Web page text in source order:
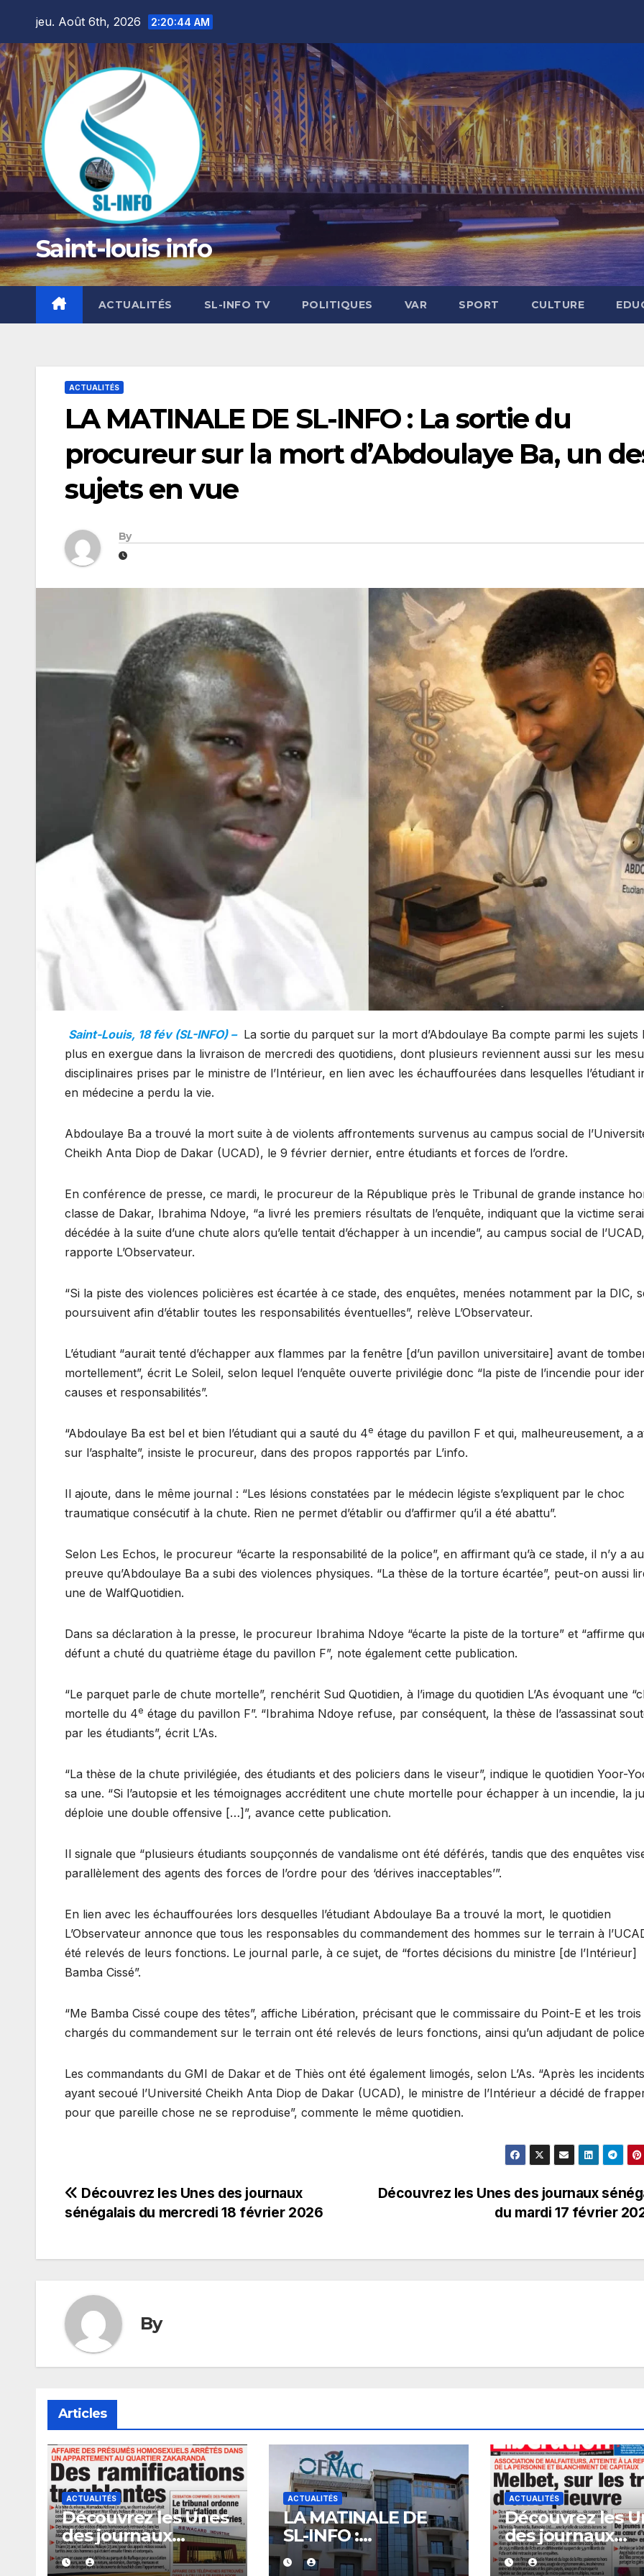
content
jeu. Août 6th, 2026 2:20:46 AM
Saint-louis info
ACTUALITÉS SL-INFO TV POLITIQUES VAR SPORT CULTURE
ACTUALITÉS
LA MATINALE DE SL-INFO : La sortie du
procureur sur la mort d’Abdoulaye Ba, un
sujets en vue
By
Saint-Louis, 18 fév (SL-INFO) – La sortie du parquet sur la mort d’Abdoulaye Ba compte parmi les sujets
plus en exergue dans la livraison de mercredi des quotidiens, dont plusieurs reviennent aussi sur les
disciplinaires prises par le ministre de l’Intérieur, en lien avec les échauffourées dans lesquelles l’étudiant
en médecine a perdu la vie.
Abdoulaye Ba a trouvé la mort suite à de violents affrontements survenus au campus social de
Cheikh Anta Diop de Dakar (UCAD), le 9 février dernier, entre étudiants et forces de l’ordre.
En conférence de presse, ce mardi, le procureur de la République près le Tribunal de grande instance
classe de Dakar, Ibrahima Ndoye, “a livré les premiers résultats de l’enquête, indiquant que la victime
décédée à la suite d’une chute alors qu’elle tentait d’échapper à un incendie”, au campus social de l’UCAD,
rapporte L’Observateur.
“Si la piste des violences policières est écartée à ce stade, des enquêtes, menées notamment par la DIC,
poursuivent afin d’établir toutes les responsabilités éventuelles”, relève L’Observateur.
L’étudiant “aurait tenté d’échapper aux flammes par la fenêtre [d’un pavillon universitaire] avant de
mortellement”, écrit Le Soleil, selon lequel l’enquête ouverte privilégie donc “la piste de l’incendie pour
causes et responsabilités”.
“Abdoulaye Ba est bel et bien l’étudiant qui a sauté du 4e étage du pavillon F et qui, malheureusement, a
sur l’asphalte”, insiste le procureur, dans des propos rapportés par L’info.
Il ajoute, dans le même journal : “Les lésions constatées par le médecin légiste s’expliquent par le choc
traumatique consécutif à la chute. Rien ne permet d’établir ou d’affirmer qu’il a été abattu”.
Selon Les Echos, le procureur “écarte la responsabilité de la police”, en affirmant qu’à ce stade, il n’y a
preuve qu’Abdoulaye Ba a subi des violences physiques. “La thèse de la torture écartée”, peut-on aussi
une de WalfQuotidien.
Dans sa déclaration à la presse, le procureur Ibrahima Ndoye “écarte la piste de la torture” et “affirme
défunt a chuté du quatrième étage du pavillon F”, note également cette publication.
“Le parquet parle de chute mortelle”, renchérit Sud Quotidien, à l’image du quotidien L’As évoquant une
mortelle du 4e étage du pavillon F”. “Ibrahima Ndoye refuse, par conséquent, la thèse de l’assassinat
par les étudiants”, écrit L’As.
“La thèse de la chute privilégiée, des étudiants et des policiers dans le viseur”, indique le quotidien Yoor-
sa une. “Si l’autopsie et les témoignages accréditent une chute mortelle pour échapper à un incendie, la
déploie une double offensive […]”, avance cette publication.
Il signale que “plusieurs étudiants soupçonnés de vandalisme ont été déférés, tandis que des enquêtes
parallèlement des agents des forces de l’ordre pour des ‘dérives inacceptables’”.
En lien avec les échauffourées lors desquelles l’étudiant Abdoulaye Ba a trouvé la mort, le quotidien
L’Observateur annonce que tous les responsables du commandement des hommes sur le terrain à
été relevés de leurs fonctions. Le journal parle, à ce sujet, de “fortes décisions du ministre [de l’Intérieur]
Bamba Cissé”.
“Me Bamba Cissé coupe des têtes”, affiche Libération, précisant que le commissaire du Point-E et les trois
chargés du commandement sur le terrain ont été relevés de leurs fonctions, ainsi qu’un adjudant de
Les commandants du GMI de Dakar et de Thiès ont été également limogés, selon L’As. “Après les incidents
ayant secoué l’Université Cheikh Anta Diop de Dakar (UCAD), le ministre de l’Intérieur a décidé de
pour que pareille chose ne se reproduise”, commente le même quotidien.
Navigation
l’article
Découvrez les Unes des journaux
du mardi 17 février
Découvrez les Unes des journaux
sénégalais du mercredi 18 février 2026
By
Articles
ACTUALITÉS
Découvrez les Unes
des journaux
sénégalais du
mercredi 05 août
ACTUALITÉS
LA MATINALE DE
SL-INFO :
L’économie, la
transparence et
ACTUALITÉS
Découvrez les
des journaux
sénégalais du
04 août 2026